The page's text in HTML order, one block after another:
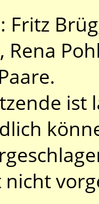
Fritz
Rena
ist
nicht